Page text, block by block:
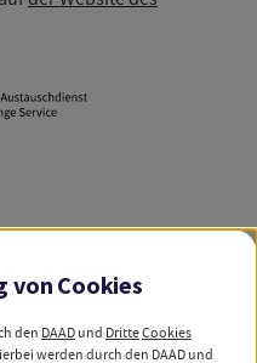
von Cookies
den DAADund DritteCookies
werden durch den DAAD und
Service des
des
Forschung,
(BMFTR)